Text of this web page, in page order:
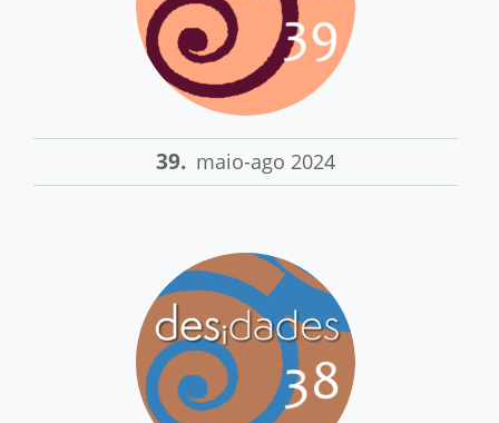
39. maio-ago 2024